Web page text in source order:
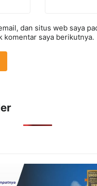
dan situs web saya
komentar saya berikutnya.